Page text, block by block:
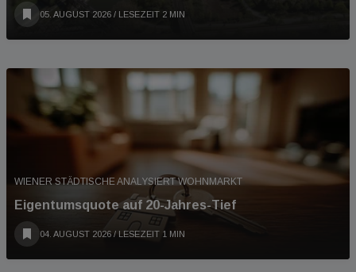
05. AUGUST 2026 / LESEZEIT 2 MIN
WIENER STÄDTISCHE ANALYSIERT WOHNMARKT
Eigentumsquote auf 20-Jahres-Tief
04. AUGUST 2026 / LESEZEIT 1 MIN